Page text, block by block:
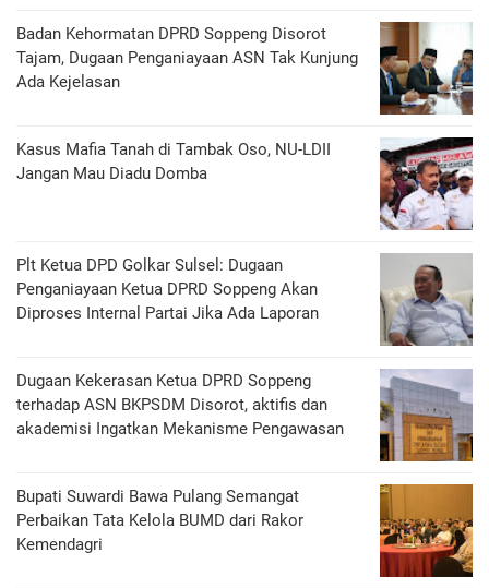
Badan Kehormatan DPRD Soppeng Disorot
Tajam, Dugaan Penganiayaan ASN Tak Kunjung
Ada Kejelasan
Kasus Mafia Tanah di Tambak Oso, NU-LDII
Jangan Mau Diadu Domba
Plt Ketua DPD Golkar Sulsel: Dugaan
Penganiayaan Ketua DPRD Soppeng Akan
Diproses Internal Partai Jika Ada Laporan
Dugaan Kekerasan Ketua DPRD Soppeng
terhadap ASN BKPSDM Disorot, aktifis dan
akademisi Ingatkan Mekanisme Pengawasan
Bupati Suwardi Bawa Pulang Semangat
Perbaikan Tata Kelola BUMD dari Rakor
Kemendagri